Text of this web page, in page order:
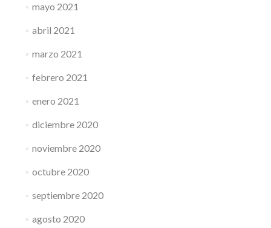
mayo 2021
abril 2021
marzo 2021
febrero 2021
enero 2021
diciembre 2020
noviembre 2020
octubre 2020
septiembre 2020
agosto 2020